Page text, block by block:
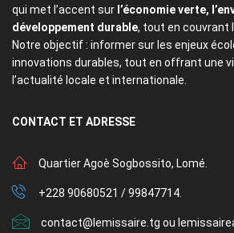
qui met l’accent sur l’économie verte,
développement durable, tout en couvrant
Notre objectif : informer sur les enjeux
innovations durables, tout en offrant une
l’actualité locale et internationale.
CONTACT ET ADRESSE
Quartier Agoè Sogbossito, Lomé.
+228 90680521 / 99847714.
contact@lemissaire.tg ou